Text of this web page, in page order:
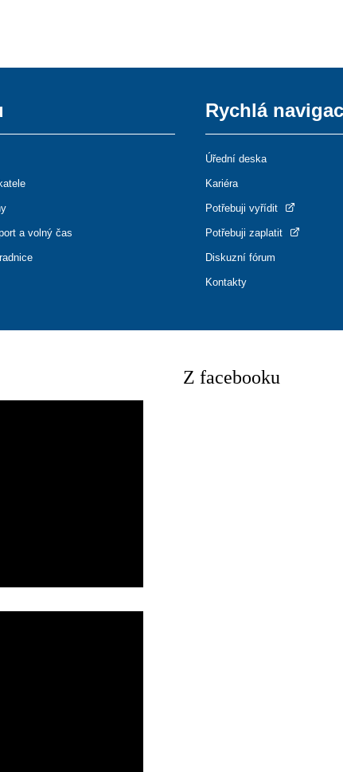
a volný čas
Rychlá
Úřední deska
Kariéra
Potřebuji vyřídit
Potřebuji zaplatit
Diskuzní fórum
Kontakty
Z facebooku